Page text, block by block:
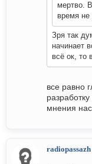
мертво.
время не
Зря так
начинает
всё ок, то
все равно
мнения
radiopassazh